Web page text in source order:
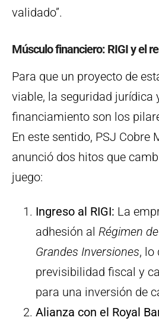
validado”.
Músculo financiero: RIGI y el
Para que un proyecto de
viable, la seguridad jurídica
financiamiento son los
En este sentido, PSJ Cobre
anunció dos hitos que
juego:
Ingreso al RIGI: La
adhesión al Régimen
Grandes Inversiones, lo
previsibilidad fiscal y
para una inversión de
Alianza con el Royal